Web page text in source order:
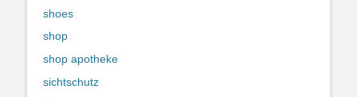
shoes
shop
shop apotheke
sichtschutz